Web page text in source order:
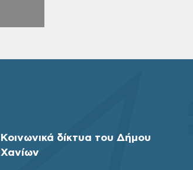
Κοινωνικά δίκτυα του Δήμου
Χανίων